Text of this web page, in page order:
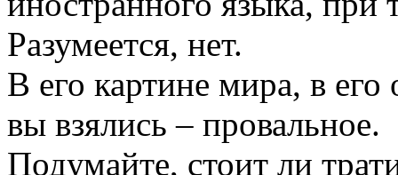
Разумеется, нет.
В его картине мира, в
вы взялись – провальное.
Подумайте, стоит ли